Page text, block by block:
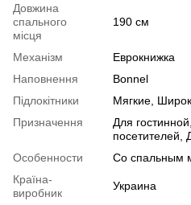
Довжина
спального
місця
190 см
Механізм
Еврокнижка
Наповнення
Bonnel
Підлокітники
Мягкие,
Призначення
Для
посетителей,
Особенности
Со спальным
Країна-
виробник
Украина